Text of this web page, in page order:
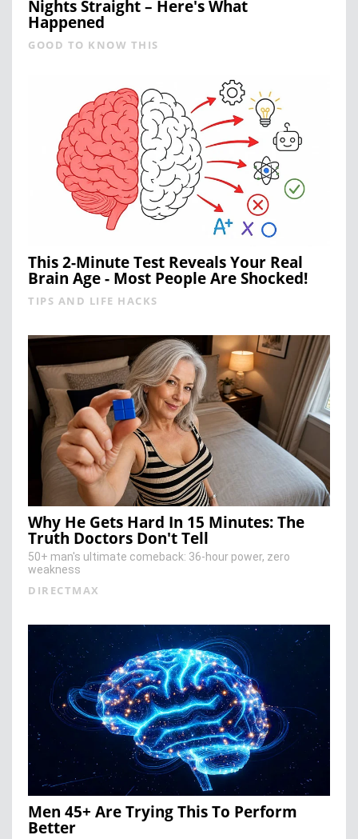
Nights Straight – Here's What
Happened
GOOD TO KNOW THIS
This 2-Minute Test Reveals Your Real
Brain Age - Most People Are Shocked!
TIPS AND LIFE HACKS
Why He Gets Hard In 15 Minutes: The
Truth Doctors Don't Tell
50+ man's ultimate comeback: 36-hour power, zero
weakness
DIRECTMAX
Men 45+ Are Trying This To Perform
Better